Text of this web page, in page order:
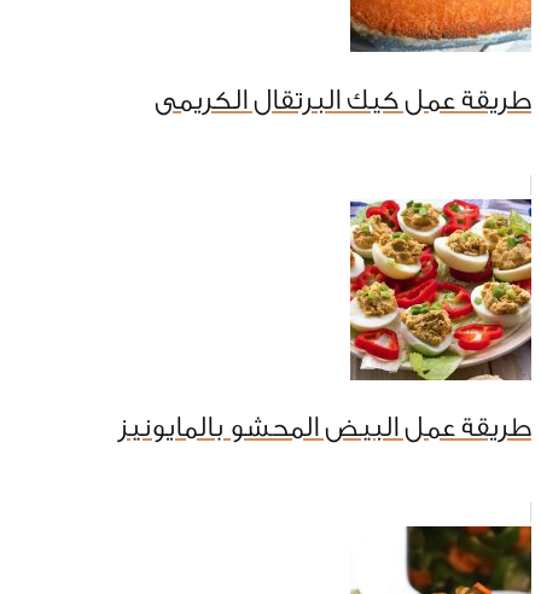
طريقة عمل كيك البرتقال الكريمى
طريقة عمل البيض المحشو بالمايونيز